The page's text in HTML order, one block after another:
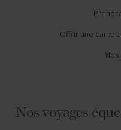
Offrir une carte
Nos voyages